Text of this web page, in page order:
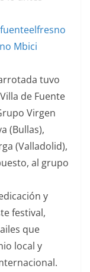
Mbici
tuvo
de Fuente
Virgen
(Bullas),
(Valladolid),
al grupo
y
festival,
que
local y